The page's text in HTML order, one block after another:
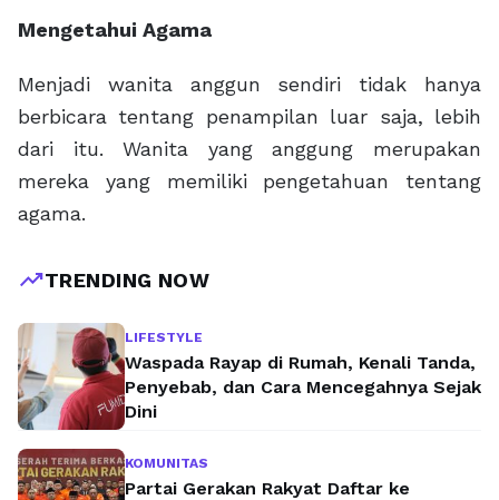
Mengetahui Agama
Menjadi wanita anggun sendiri tidak hanya
berbicara tentang penampilan luar saja, lebih
dari itu. Wanita yang anggung merupakan
mereka yang memiliki pengetahuan tentang
agama.
trending_upTRENDING NOW
LIFESTYLE
Waspada Rayap di Rumah, Kenali Tanda,
Penyebab, dan Cara Mencegahnya Sejak
Dini
KOMUNITAS
Partai Gerakan Rakyat Daftar ke